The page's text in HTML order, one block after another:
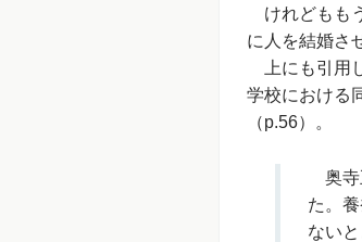
けれどもも
に人を結婚さ
上にも引用
学校における
（p.56）。
奥寺
た。
ない